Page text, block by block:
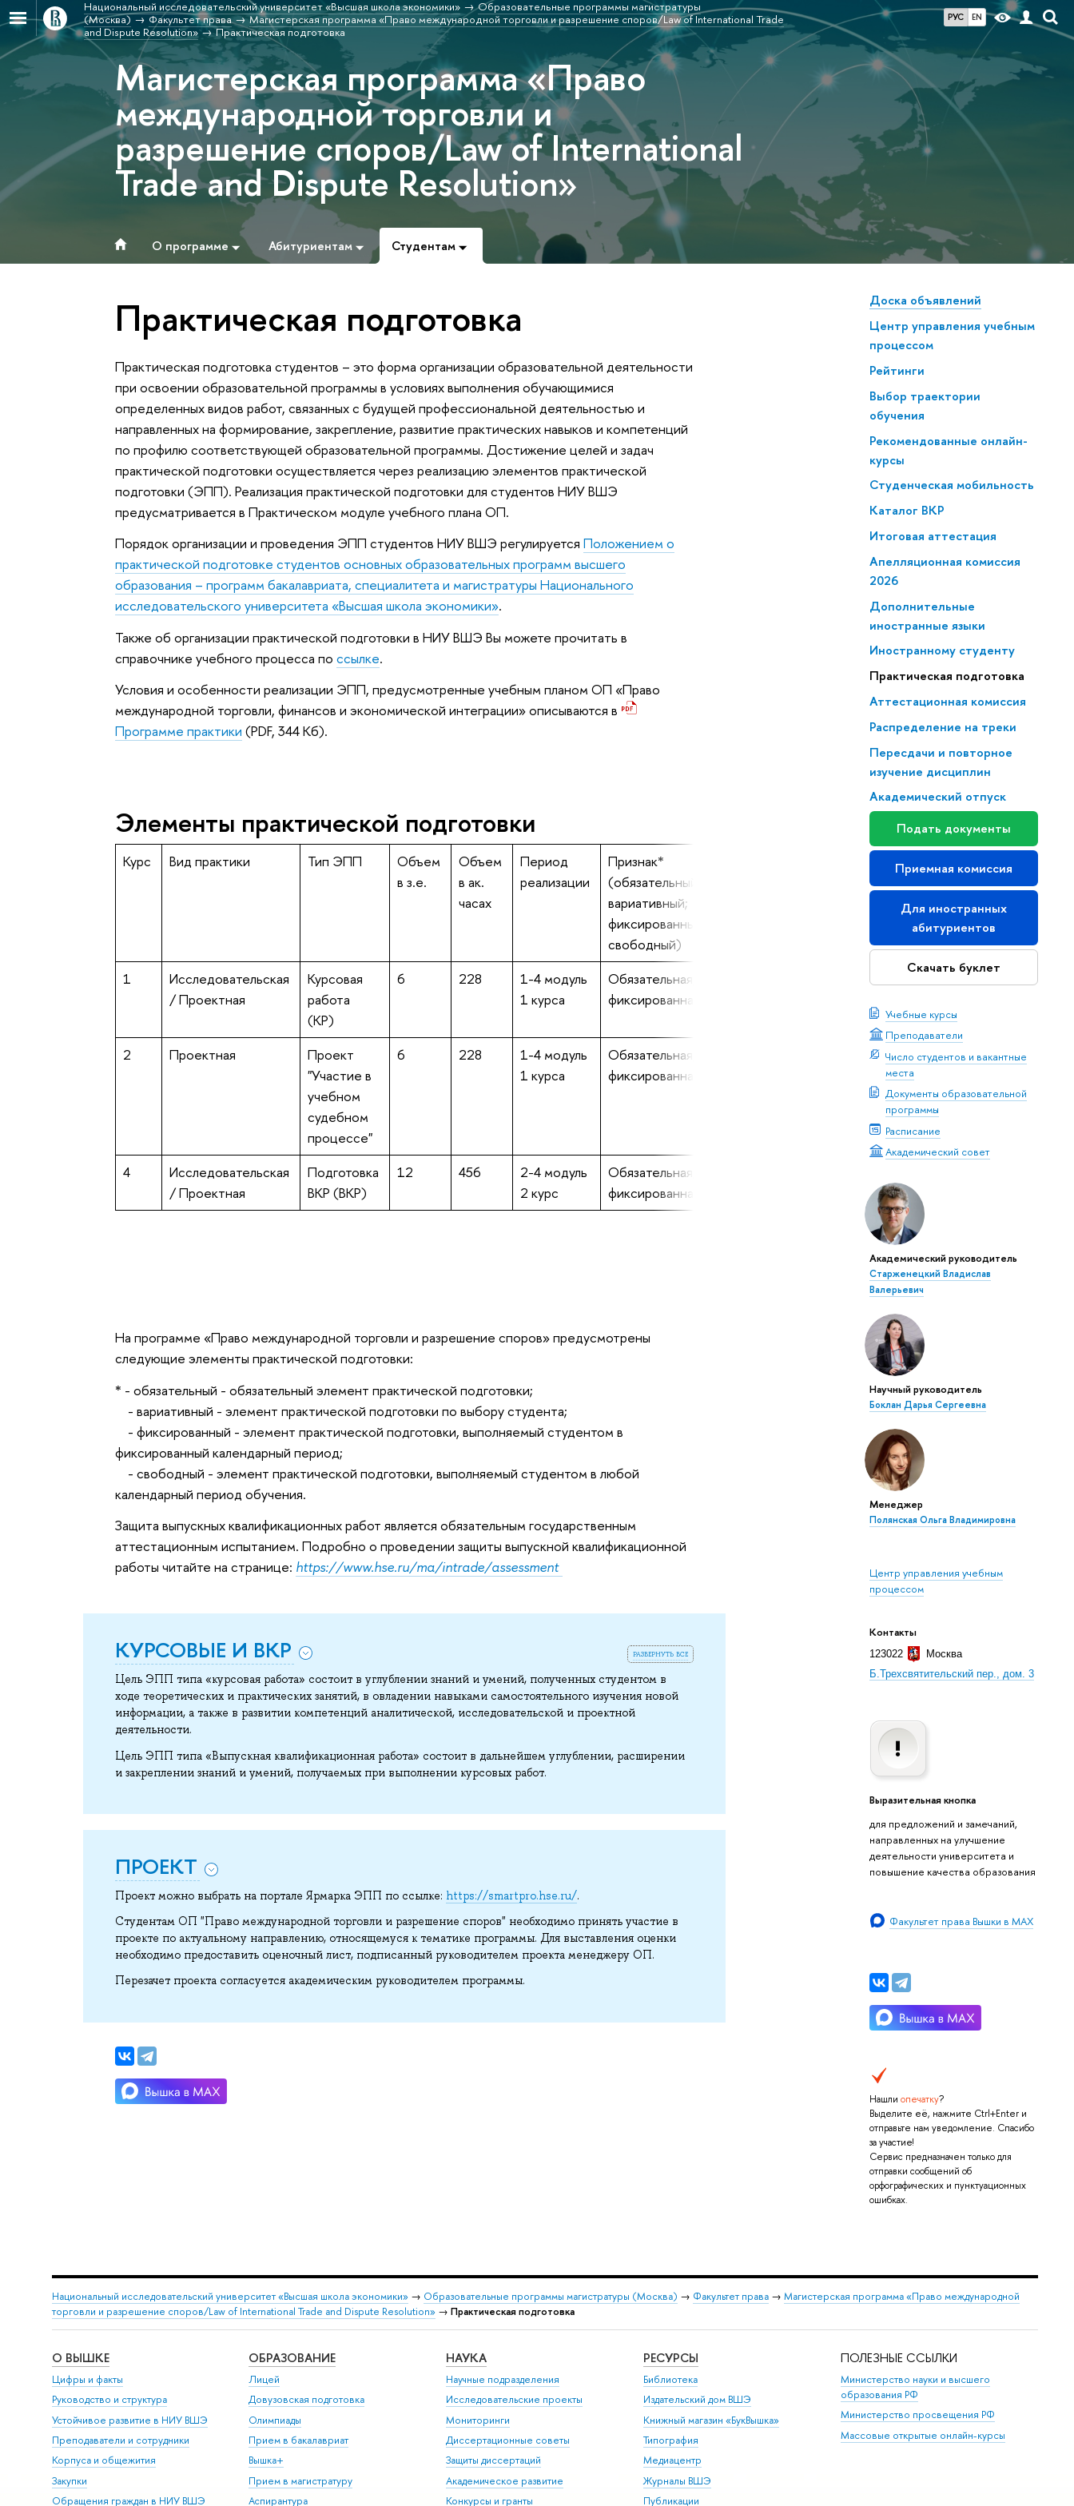
РУС EN
Национальный исследовательский университет «Высшая школа экономики»
Образовательные программы магистратуры
(Москва)
Факультет права
Магистерская программа «Право международной торговли и разрешение споров/Law of International Trade
and Dispute Resolution»
Практическая подготовка
Магистерская программа «Право
международной торговли и
разрешение споров/Law of International
Trade and Dispute Resolution»
О программе Абитуриентам Студентам
Доска объявлений
Центр управления учебным
процессом
Рейтинги
Выбор траектории
обучения
Рекомендованные онлайн-
курсы
Студенческая мобильность
Каталог ВКР
Итоговая аттестация
Апелляционная комиссия
2026
Дополнительные
иностранные языки
Иностранному студенту
Практическая подготовка
Аттестационная комиссия
Распределение на треки
Пересдачи и повторное
изучение дисциплин
Академический отпуск
Подать документы
Приемная комиссия
Для иностранных
абитуриентов
Скачать буклет
Учебные курсы
Преподаватели
Число студентов и вакантные
места
Документы образовательной
программы
Расписание
Академический совет
Академический руководитель
Старженецкий Владислав
Валерьевич
Научный руководитель
Боклан Дарья Сергеевна
Менеджер
Полянская Ольга Владимировна
Центр управления учебным
процессом
Контакты
123022
Москва
Б.Трехсвятительский пер., дом. 3
Выразительная кнопка
для предложений и замечаний,
направленных на улучшение
деятельности университета и
повышение качества образования
Факультет права Вышки в MAX
Нашли опечатку?
Выделите её, нажмите Ctrl+Enter и
отправьте нам уведомление. Спасибо
за участие!
Сервис предназначен только для
отправки сообщений об
орфографических и пунктуационных
ошибках.
Практическая подготовка
Практическая подготовка студентов – это форма организации образовательной деятельности
при освоении образовательной программы в условиях выполнения обучающимися
определенных видов работ, связанных с будущей профессиональной деятельностью и
направленных на формирование, закрепление, развитие практических навыков и компетенций
по профилю соответствующей образовательной программы. Достижение целей и задач
практической подготовки осуществляется через реализацию элементов практической
подготовки (ЭПП). Реализация практической подготовки для студентов НИУ ВШЭ
предусматривается в Практическом модуле учебного плана ОП.
Порядок организации и проведения ЭПП студентов НИУ ВШЭ регулируетсяПоложением о
практической подготовке студентов основных образовательных программ высшего
образования – программ бакалавриата, специалитета и магистратуры Национального
исследовательского университета «Высшая школа экономики».
Также об организации практической подготовки в НИУ ВШЭ Вы можете прочитать в
справочнике учебного процесса поссылке.
Условия и особенности реализации ЭПП, предусмотренные учебным планом ОП «Право
международной торговли, финансов и экономической интеграции» описываются в
Программе практики (PDF, 344 Кб).
Элементы практической подготовки
Курс Вид практики Тип ЭПП
Объем
в з.е.
Объем
в ак.
часах
Период
реализации
Признак*
(обязательный /
вариативный;
фиксированный/
свободный)
1
Исследовательская
/ Проектная
Курсовая
работа
(КР)
6 228
1-4 модуль
1 курса
Обязательная/
фиксированная
2 Проектная
Проект
"Участие в
учебном
судебном
процессе"
6 228
1-4 модуль
1 курса
Обязательная/
фиксированная
4
Исследовательская
/ Проектная
Подготовка
ВКР (ВКР)
12 456
2-4 модуль
2 курс
Обязательная/
фиксированная
На программе «Право международной торговли и разрешение споров» предусмотрены
следующие элементы практической подготовки:
* - обязательный - обязательный элемент практической подготовки;
- вариативный - элемент практической подготовки по выбору студента;
- фиксированный - элемент практической подготовки, выполняемый студентом в
фиксированный календарный период;
- свободный - элемент практической подготовки, выполняемый студентом в любой
календарный период обучения.
Защита выпускных квалификационных работ является обязательным государственным
аттестационным испытанием. Подробно о проведении защиты выпускной квалификационной
работы читайте на странице: https://www.hse.ru/ma/intrade/assessment
развернуть все
КУРСОВЫЕ И ВКР
Цель ЭПП типа «курсовая работа» состоит в углублении знаний и умений, полученных студентом в
ходе теоретических и практических занятий, в овладении навыками самостоятельного изучения новой
информации, а также в развитии компетенций аналитической, исследовательской и проектной
деятельности.
Цель ЭПП типа «Выпускная квалификационная работа» состоит в дальнейшем углублении, расширении
и закреплении знаний и умений, получаемых при выполнении курсовых работ.
ПРОЕКТ
Проект можно выбрать на портале Ярмарка ЭПП по ссылке: https://smartpro.hse.ru/.
Студентам ОП "Право международной торговли и разрешение споров" необходимо принять участие в
проекте по актуальному направлению, относящемуся к тематике программы. Для выставления оценки
необходимо предоставить оценочный лист, подписанный руководителем проекта менеджеру ОП.
Перезачет проекта согласуется академическим руководителем программы.
Национальный исследовательский университет «Высшая школа экономики» → Образовательные программы магистратуры (Москва) → Факультет права→ Магистерская программа «Право международной
торговли и разрешение споров/Law of International Trade and Dispute Resolution» → Практическая подготовка
О ВЫШКЕ
Цифры и факты
Руководство и структура
Устойчивое развитие в НИУ ВШЭ
Преподаватели и сотрудники
Корпуса и общежития
Закупки
Обращения граждан в НИУ ВШЭ
ОБРАЗОВАНИЕ
Лицей
Довузовская подготовка
Олимпиады
Прием в бакалавриат
Вышка+
Прием в магистратуру
Аспирантура
НАУКА
Научные подразделения
Исследовательские проекты
Мониторинги
Диссертационные советы
Защиты диссертаций
Академическое развитие
Конкурсы и гранты
РЕСУРСЫ
Библиотека
Издательский дом ВШЭ
Книжный магазин «БукВышка»
Типография
Медиацентр
Журналы ВШЭ
Публикации
ПОЛЕЗНЫЕ ССЫЛКИ
Министерство науки и высшего
образования РФ
Министерство просвещения РФ
Массовые открытые онлайн-курсы